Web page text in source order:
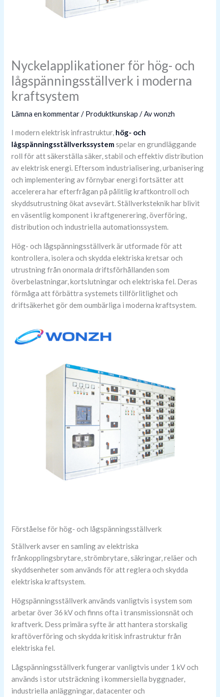
Nyckelapplikationer för hög- och
lågspänningsställverk i moderna
kraftsystem
Lämna en kommentar/ Produktkunskap / Avwonzh
I modern elektrisk infrastruktur, hög- och
lågspänningsställverkssystem spelar en grundläggande
roll för att säkerställa säker, stabil och effektiv distribution
av elektrisk energi. Eftersom industrialisering, urbanisering
och implementering av förnybar energi fortsätter att
accelerera har efterfrågan på pålitlig kraftkontroll och
skyddsutrustning ökat avsevärt. Ställverksteknik har blivit
en väsentlig komponent i kraftgenerering, överföring,
distribution och industriella automationssystem.
Hög- och lågspänningsställverk är utformade för att
kontrollera, isolera och skydda elektriska kretsar och
utrustning från onormala driftsförhållanden som
överbelastningar, kortslutningar och elektriska fel. Deras
förmåga att förbättra systemets tillförlitlighet och
driftsäkerhet gör dem oumbärliga i moderna kraftsystem.
Förståelse för hög- och lågspänningsställverk
Ställverk avser en samling av elektriska
frånkopplingsbrytare, strömbrytare, säkringar, reläer och
skyddsenheter som används för att reglera och skydda
elektriska kraftsystem.
Högspänningsställverk används vanligtvis i system som
arbetar över 36 kV och finns ofta i transmissionsnät och
kraftverk. Dess primära syfte är att hantera storskalig
kraftöverföring och skydda kritisk infrastruktur från
elektriska fel.
Lågspänningsställverk fungerar vanligtvis under 1 kV och
används i stor utsträckning i kommersiella byggnader,
industriella anläggningar, datacenter och